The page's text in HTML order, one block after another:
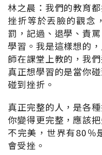
林之晨：我們的教育
挫折等於丟臉的觀念
罰，記過、退學、責
學習。我是這樣想的
師在課堂上教的，我
真正想學習的是當你
碰到挫折。
真正完整的人，是各
你變得更完整，應該
不完美，世界有80％
會受挫。